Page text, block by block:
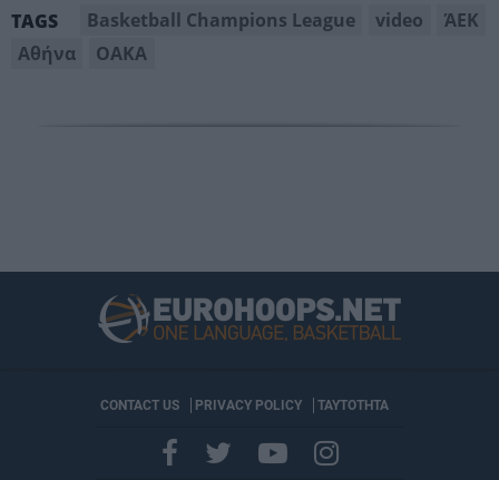
TAGS Basketball Champions League video
ΆΕΚ
Αθήνα
ΟΑΚΑ
CONTACT US PRIVACY POLICY ΤΑΥΤΟΤΗΤΑ